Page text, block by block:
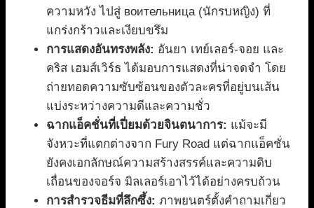
ความหวัง ไปสู่ воительница (นักรบหญิง) ที่
แกร่งกร้าวและเงียบขรึม
การแสดงอันทรงพลัง: อันยา เทย์เลอร์-จอย และ
คริส เฮมส์เวิร์ธ ได้มอบการแสดงที่น่าจดจำ โดย
ถ่ายทอดความซับซ้อนของตัวละครที่อยู่บนเส้น
แบ่งระหว่างความดีและความชั่ว
ฉากแอ็คชั่นที่เปี่ยมด้วยจินตนาการ: แม้จะมี
จังหวะที่แตกต่างจาก Fury Road แต่ฉากแอ็คชั่น
ยังคงเอกลักษณ์ความสร้างสรรค์และความดิบ
เถื่อนของจอร์จ มิลเลอร์เอาไว้ได้อย่างครบถ้วน
การสำรวจธีมที่ลึกซึ้ง: ภาพยนตร์ตั้งคำถามเกี่ยว